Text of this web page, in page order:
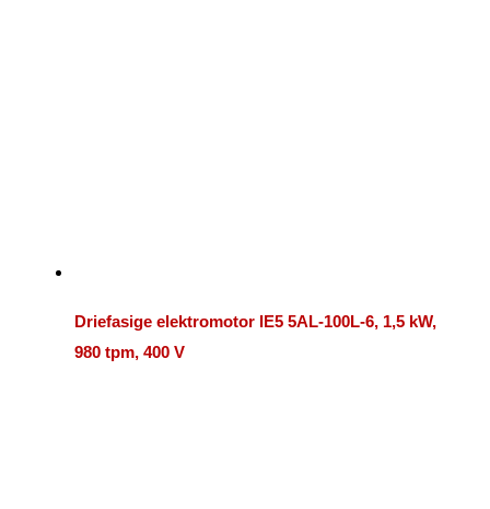
Driefasige elektromotor IE5 5AL-100L-6, 1,5 kW,
980 tpm, 400 V